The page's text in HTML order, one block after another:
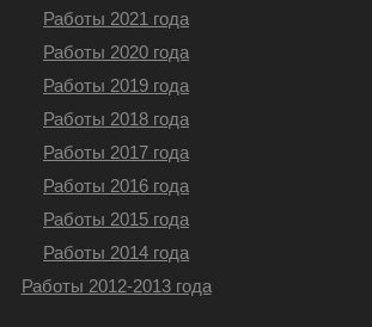
Работы 2021 года
Работы 2020 года
Работы 2019 года
Работы 2018 года
Работы 2017 года
Работы 2016 года
Работы 2015 года
Работы 2014 года
Работы 2012-2013 года